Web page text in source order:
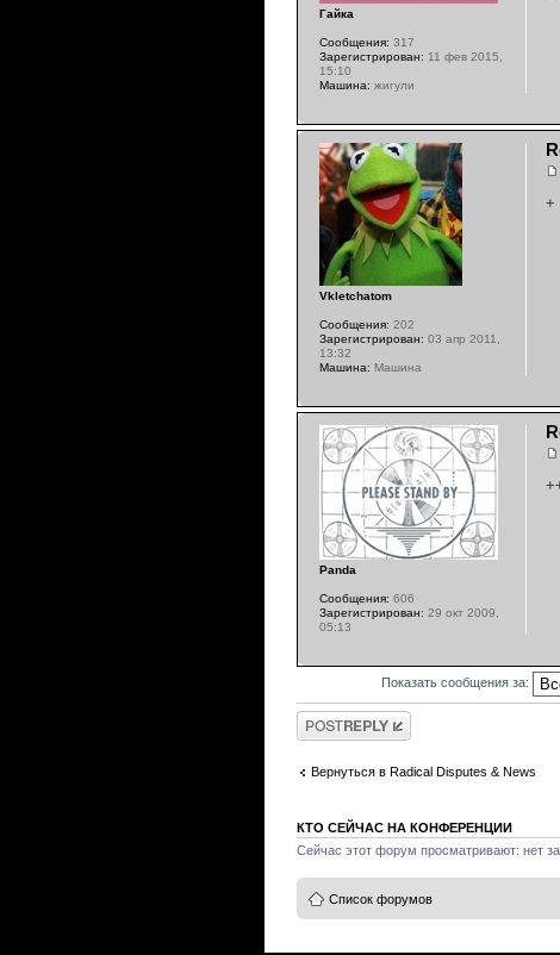
Гайка
Сообщения: 317
Зарегистрирован: 11 фев 2015,
15:10
Машина: жигули
+
Vkletchatom
Сообщения: 202
Зарегистрирован: 03 апр 2011,
13:32
Машина: Машина
Panda
Сообщения: 606
Зарегистрирован: 29 окт 2009,
05:13
Показать сообщения за:
Ответить
Вернуться в Radical Disputes & News
КТО СЕЙЧАС НА КОНФЕРЕНЦИИ
Сейчас этот форум просматривают: нет
Список форумов